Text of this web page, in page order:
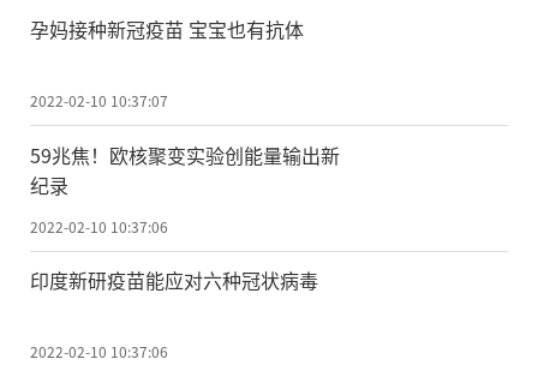
孕妈接种新冠疫苗 宝宝也有抗体
2022-02-10 10:37:07
59兆焦！欧核聚变实验创能量输出新
纪录
2022-02-10 10:37:06
印度新研疫苗能应对六种冠状病毒
2022-02-10 10:37:06